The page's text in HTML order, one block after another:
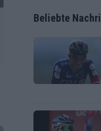
Beliebte